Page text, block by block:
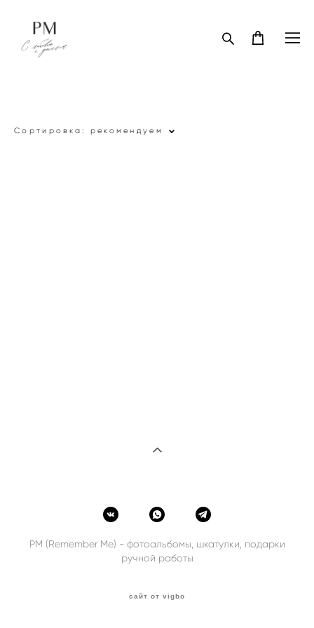
Сортировка: рекомендуем
РМ (Remember Me) - фотоальбомы, шкатулки, подарки
ручной работы
сайт от vigbo